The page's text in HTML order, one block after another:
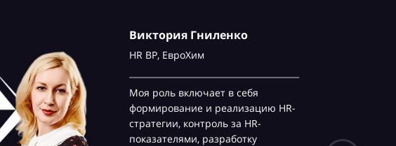
Виктория Гниленко
HR BP, ЕвроХим
Моя роль включает в себя
формирование и реализацию HR-
стратегии, контроль за HR-
показателями, разработку